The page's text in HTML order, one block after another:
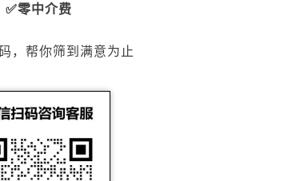
✅零中介费
，帮你筛到满意为止